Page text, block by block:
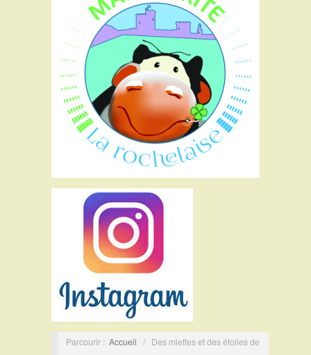
Parcourir : Accueil / Des miettes et des étoiles de